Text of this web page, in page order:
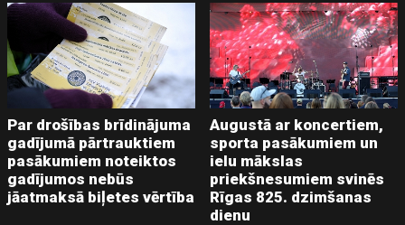
Par drošības brīdinājuma
gadījumā pārtrauktiem
pasākumiem noteiktos
gadījumos nebūs
jāatmaksā biļetes vērtība
Augustā ar koncertiem,
sporta pasākumiem un
ielu mākslas
priekšnesumiem svinēs
Rīgas 825. dzimšanas
dienu